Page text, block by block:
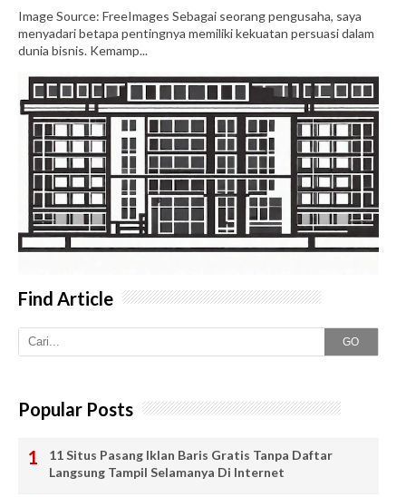
Image Source: FreeImages‍ Sebagai seorang pengusaha, saya
menyadari betapa pentingnya memiliki kekuatan persuasi dalam
dunia bisnis. Kemamp...
Find Article
GO
Popular Posts
11 Situs Pasang Iklan Baris Gratis Tanpa Daftar
Langsung Tampil Selamanya Di Internet